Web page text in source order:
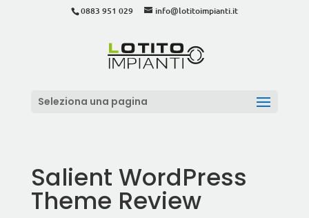
0883 951 029 info@lotitoimpianti.it
Seleziona una pagina
Salient WordPress
Theme Review